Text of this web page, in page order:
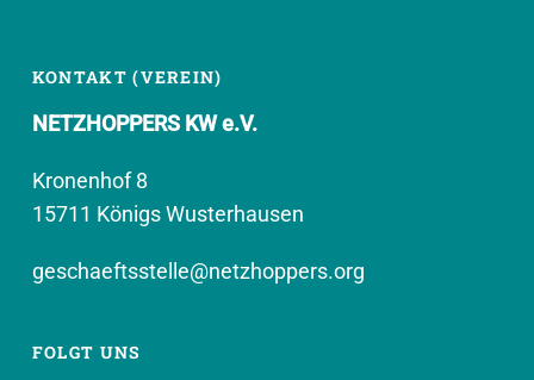
KONTAKT (VEREIN)
NETZHOPPERS KW e.V.
Kronenhof 8
15711 Königs Wusterhausen
geschaeftsstelle@netzhoppers.org
FOLGT UNS